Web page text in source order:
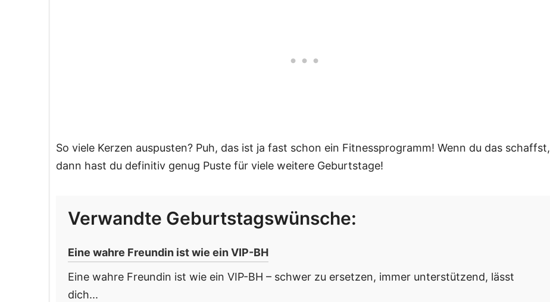
So viele Kerzen auspusten? Puh, das ist ja fast schon ein Fitnessprogramm! Wenn du das schaffst,
dann hast du definitiv genug Puste für viele weitere Geburtstage!
Verwandte Geburtstagswünsche:
Eine wahre Freundin ist wie ein VIP-BH
Eine wahre Freundin ist wie ein VIP-BH – schwer zu ersetzen, immer unterstützend, lässt
dich...